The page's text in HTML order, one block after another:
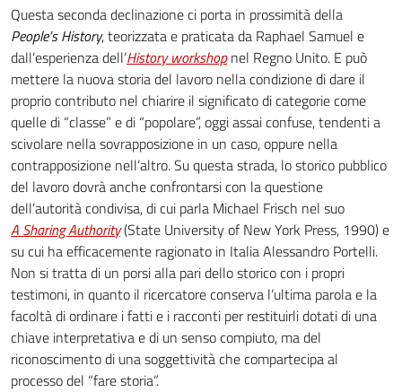
Questa seconda declinazione ci porta in prossimità della
People’s History, teorizzata e praticata da Raphael Samuel e
dall’esperienza dell’History workshopnel Regno Unito. E può
mettere la nuova storia del lavoro nella condizione di dare il
proprio contributo nel chiarire il significato di categorie come
quelle di “classe” e di “popolare”, oggi assai confuse, tendenti a
scivolare nella sovrapposizione in un caso, oppure nella
contrapposizione nell’altro. Su questa strada, lo storico pubblico
del lavoro dovrà anche confrontarsi con la questione
dell’autorità condivisa, di cui parla Michael Frisch nel suo
A Sharing Authority(State University of New York Press, 1990) e
su cui ha efficacemente ragionato in Italia Alessandro Portelli.
Non si tratta di un porsi alla pari dello storico con i propri
testimoni, in quanto il ricercatore conserva l’ultima parola e la
facoltà di ordinare i fatti e i racconti per restituirli dotati di una
chiave interpretativa e di un senso compiuto, ma del
riconoscimento di una soggettività che compartecipa al
processo del “fare storia”.